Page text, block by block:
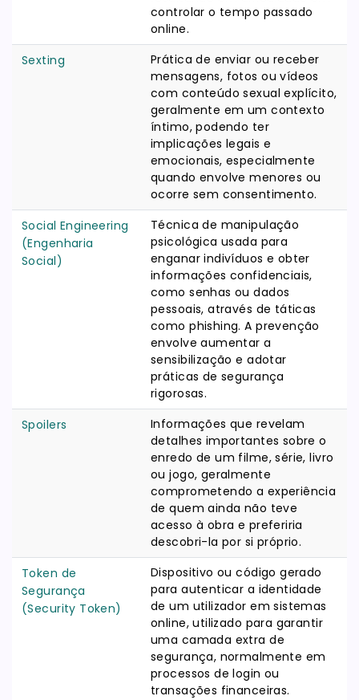
controlar o tempo passado
online.
Sexting
Prática de enviar ou receber
mensagens, fotos ou vídeos
com conteúdo sexual explícito,
geralmente em um contexto
íntimo, podendo ter
implicações legais e
emocionais, especialmente
quando envolve menores ou
ocorre sem consentimento.
Social Engineering
(Engenharia
Social)
Técnica de manipulação
psicológica usada para
enganar indivíduos e obter
informações confidenciais,
como senhas ou dados
pessoais, através de táticas
como phishing. A prevenção
envolve aumentar a
sensibilização e adotar
práticas de segurança
rigorosas.
Spoilers
Informações que revelam
detalhes importantes sobre o
enredo de um filme, série, livro
ou jogo, geralmente
comprometendo a experiência
de quem ainda não teve
acesso à obra e preferiria
descobri-la por si próprio.
Token de
Segurança
(Security Token)
Dispositivo ou código gerado
para autenticar a identidade
de um utilizador em sistemas
online, utilizado para garantir
uma camada extra de
segurança, normalmente em
processos de login ou
transações financeiras.